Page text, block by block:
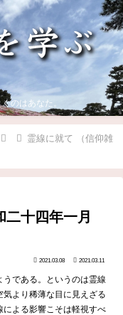
のはあなた。
霊線に就て （信仰雑
十四年一月
2021.03.08 2021.03.11
である。というのは霊線
より稀薄な目に見えざる
による影響こそは軽視すべ